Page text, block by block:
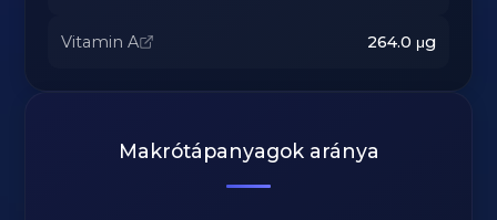
Vitamin A 264.0 μg
Makrótápanyagok aránya